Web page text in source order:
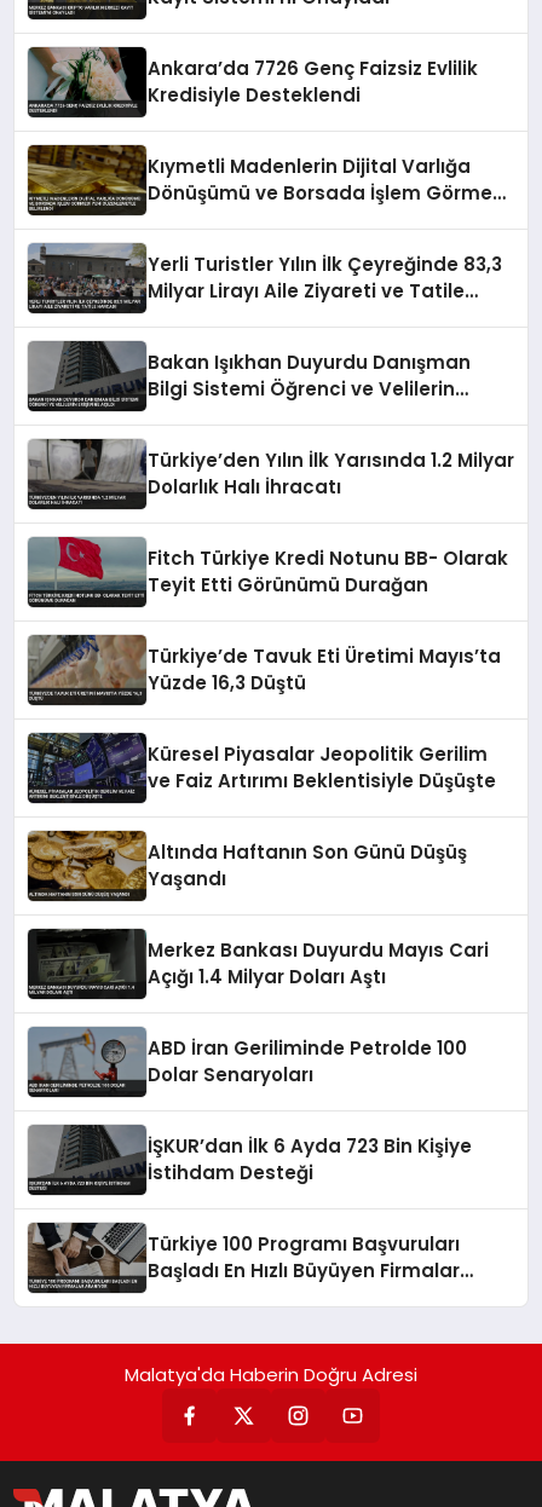
Ankara’da 7726 Genç Faizsiz Evlilik
Kredisiyle Desteklendi
Kıymetli Madenlerin Dijital Varlığa
Dönüşümü ve Borsada İşlem Görmesi
Yerli Turistler Yılın İlk Çeyreğinde 83,3
Milyar Lirayı Aile Ziyareti ve Tatile
Bakan Işıkhan Duyurdu Danışman
Bilgi Sistemi Öğrenci ve Velilerin
Türkiye’den Yılın İlk Yarısında 1.2 Milyar
Dolarlık Halı İhracatı
Fitch Türkiye Kredi Notunu BB- Olarak
Teyit Etti Görünümü Durağan
Türkiye’de Tavuk Eti Üretimi Mayıs’ta
Yüzde 16,3 Düştü
Küresel Piyasalar Jeopolitik Gerilim
ve Faiz Artırımı Beklentisiyle Düşüşte
Altında Haftanın Son Günü Düşüş
Yaşandı
Merkez Bankası Duyurdu Mayıs Cari
Açığı 1.4 Milyar Doları Aştı
ABD İran Geriliminde Petrolde 100
Dolar Senaryoları
İŞKUR’dan İlk 6 Ayda 723 Bin Kişiye
İstihdam Desteği
Türkiye 100 Programı Başvuruları
Başladı En Hızlı Büyüyen Firmalar
Malatya'da Haberin Doğru Adresi